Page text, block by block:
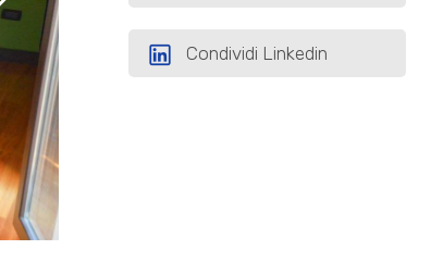
Condividi Linkedin